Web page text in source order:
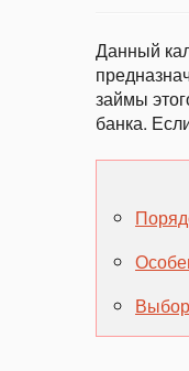
Данный
займы
банка.